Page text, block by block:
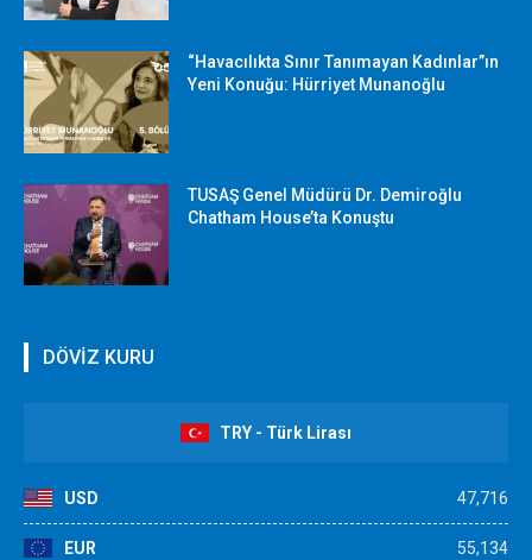
“Havacılıkta Sınır Tanımayan Kadınlar”ın
Yeni Konuğu: Hürriyet Munanoğlu
TUSAŞ Genel Müdürü Dr. Demiroğlu
Chatham House’ta Konuştu
DÖVİZ KURU
TRY - Türk Lirası
USD 47,716
EUR 55,134